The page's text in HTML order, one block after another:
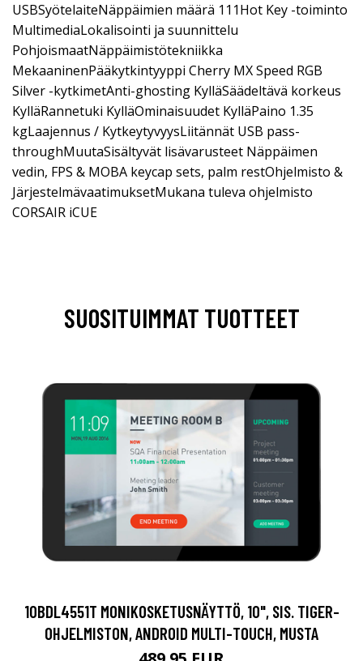
USBSyötelaiteNäppäimien määrä 111Hot Key -toiminto
MultimediaLokalisointi ja suunnittelu
PohjoismaatNäppäimistötekniikka
MekaaninenPääkytkintyyppi Cherry MX Speed RGB
Silver -kytkimetAnti-ghosting KylläSäädeltävä korkeus
KylläRannetuki KylläOminaisuudet KylläPaino 1.35
kgLaajennus / KytkeytyvyysLiitännät USB pass-
throughMuutaSisältyvät lisävarusteet Näppäimen
vedin, FPS & MOBA keycap sets, palm restOhjelmisto &
JärjestelmävaatimuksetMukana tuleva ohjelmisto
CORSAIR iCUE
SUOSITUIMMAT TUOTTEET
10BDL4551T MONIKOSKETUSNÄYTTÖ, 10", SIS. TIGER-
OHJELMISTON, ANDROID MULTI-TOUCH, MUSTA